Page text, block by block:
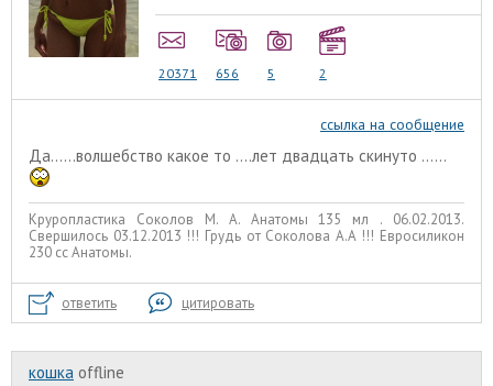
20371 656 5 2
ссылка на сообщение
Да......волшебство какое то ....лет двадцать скинуто ......
Круропластика Соколов М. А. Анатомы 135 мл . 06.02.2013.
Свершилось 03.12.2013 !!! Грудь от Соколова А.А !!! Евросиликон
230 сс Анатомы.
ответить цитировать
кошка offline